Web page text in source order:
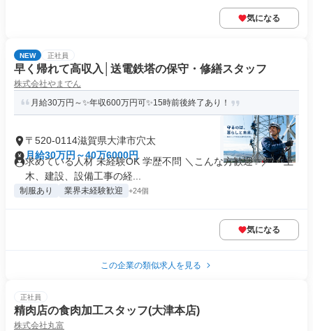
気になる
NEW 正社員
早く帰れて高収入│送電鉄塔の保守・修繕スタッフ
株式会社やまでん
月給30万円～✨年収600万円可✨15時前後終了あり！
〒520-0114滋賀県大津市穴太
月給30万円～40万6000円
求めている人材 未経験OK 学歴不問 ＼こんな方歓迎✨／ ・土
木、建設、設備工事の経...
制服あり 業界未経験歓迎 +24個
気になる
この企業の類似求人を見る
正社員
精肉店の食肉加工スタッフ(大津本店)
株式会社丸富